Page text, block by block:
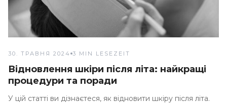
30. ТРАВНЯ 2024 3 MIN LESEZEIT
Відновлення шкіри після літа: найкращі
процедури та поради
У цій статті ви дізнаєтеся, як відновити шкіру після літа.